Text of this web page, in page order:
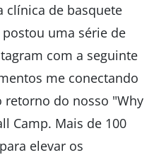
clínica de basquete
uma série de
com a seguinte
me conectando
retorno do nosso "Why
Camp. Mais de 100
elevar os